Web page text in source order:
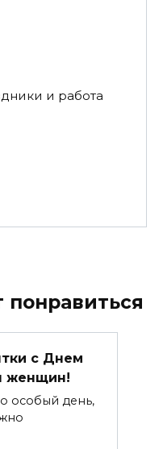
и работа
c Днем
женщин!
особый день,